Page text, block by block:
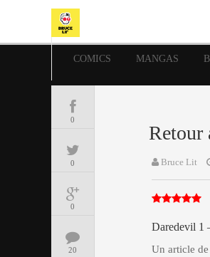
COMICS MANGAS
0
0
0
20
Retour
Bruce Lit
Daredevil 1
Un article de